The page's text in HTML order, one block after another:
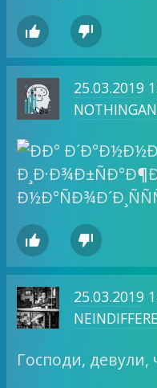
 
25.03.2019
 
25.03.2019
Господи,